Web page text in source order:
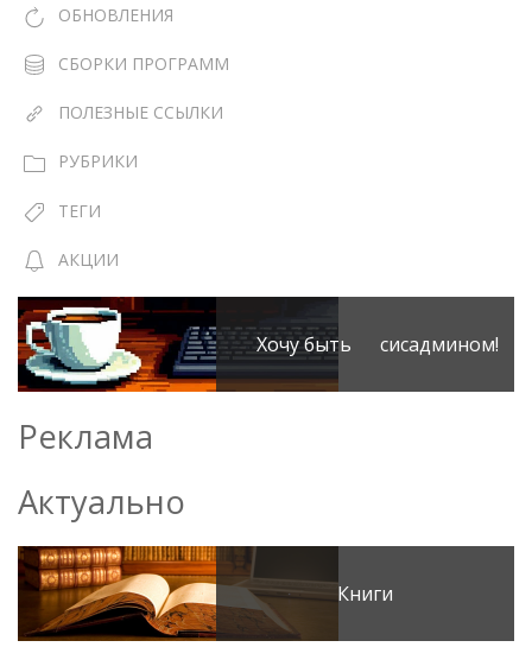
ОБНОВЛЕНИЯ
СБОРКИ ПРОГРАММ
ПОЛЕЗНЫЕ ССЫЛКИ
РУБРИКИ
ТЕГИ
АКЦИИ
Хочу быть сисадмином!
Реклама
Актуально
Книги